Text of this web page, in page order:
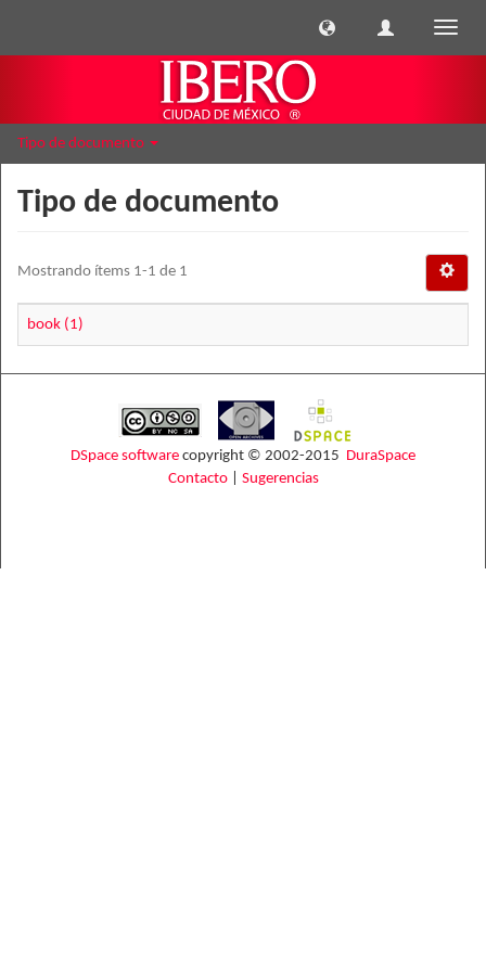
Tipo de documento
Tipo de documento
Mostrando ítems 1-1 de 1
book (1)
DSpace software copyright © 2002-2015 DuraSpace
Contacto| Sugerencias